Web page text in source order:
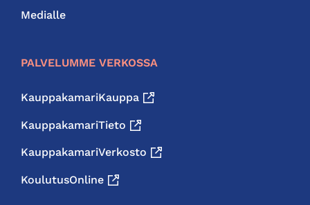
Medialle
PALVELUMME VERKOSSA
KauppakamariKauppa
KauppakamariTieto
KauppakamariVerkosto
KoulutusOnline